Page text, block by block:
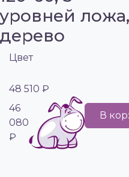
уровней ложа,
дерево
Цвет
48 510 ₽
46
080
₽
В